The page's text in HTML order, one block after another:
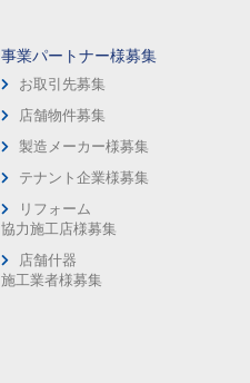
事業パートナー様募集
お取引先募集
店舗物件募集
製造メーカー様募集
テナント企業様募集
リフォーム
協力施工店様募集
店舗什器
施工業者様募集